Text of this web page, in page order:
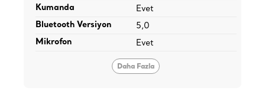
Kumanda Evet
Bluetooth Versiyon 5,0
Mikrofon Evet
Daha Fazla